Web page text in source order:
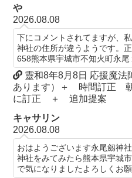
や
2026.08.08
下にコメントされてますが、
神社の住所が違うようです。
658熊本県宇城市不知火町永尾
靈和8年8月8日 応援魔法
あります）＋ 時間訂正
に訂正 ＋ 追加提案
キャサリン
2026.08.08
おはようございます永尾劔神
神社をみてみたら熊本県宇城
で気になりましたよろしくお願